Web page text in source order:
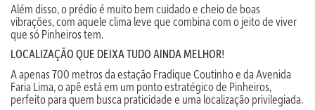
Além disso, o prédio é muito bem cuidado e cheio de boas
vibrações, com aquele clima leve que combina com o jeito de viver
que só Pinheiros tem.
LOCALIZAÇÃO QUE DEIXA TUDO AINDA MELHOR!
A apenas 700 metros da estação Fradique Coutinho e da Avenida
Faria Lima, o apê está em um ponto estratégico de Pinheiros,
perfeito para quem busca praticidade e uma localização privilegiada.